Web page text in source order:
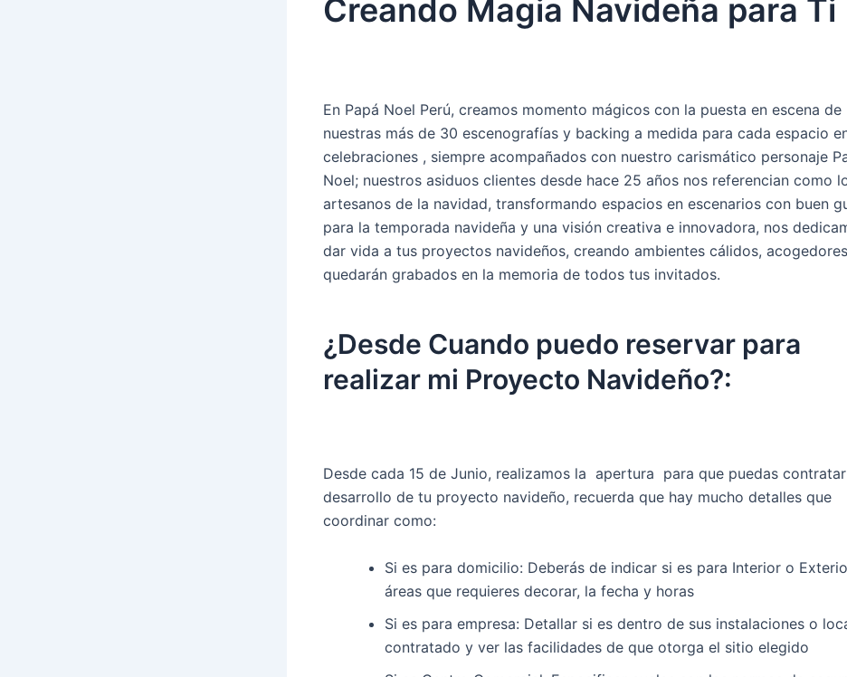
Creando Magia Navideña para Ti
En Papá Noel Perú, creamos momento mágicos con la puesta en escena de
nuestras más de 30 escenografías y backing a medida para cada espacio
celebraciones , siempre acompañados con nuestro carismático personaje
Noel; nuestros asiduos clientes desde hace 25 años nos referencian como
artesanos de la navidad, transformando espacios en escenarios con buen
para la temporada navideña y una visión creativa e innovadora, nos
dar vida a tus proyectos navideños, creando ambientes cálidos,
quedarán grabados en la memoria de todos tus invitados.
¿Desde Cuando puedo reservar para
realizar mi Proyecto Navideño?:
Desde cada 15 de Junio, realizamos la apertura para que puedas
desarrollo de tu proyecto navideño, recuerda que hay mucho detalles que
coordinar como:
Si es para domicilio: Deberás de indicar si es para Interior o
áreas que requieres decorar, la fecha y horas
Si es para empresa: Detallar si es dentro de sus instalaciones o
contratado y ver las facilidades de que otorga el sitio elegido